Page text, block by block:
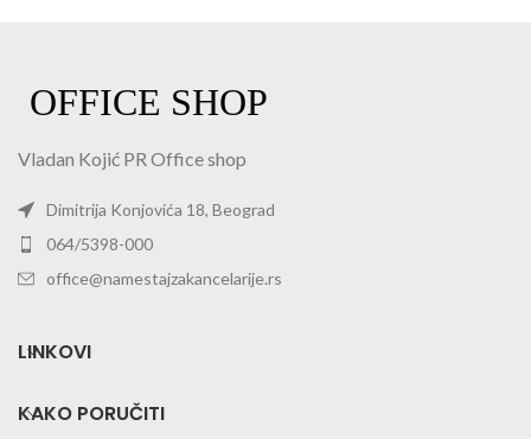
Vladan Kojić PR Office shop
Dimitrija Konjovića 18, Beograd
064/5398-000
office@namestajzakancelarije.rs
LINKOVI
KAKO PORUČITI